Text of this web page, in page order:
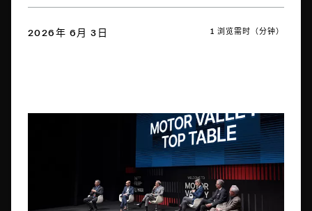
2026年 6月 3日 1 浏览需时（分钟）